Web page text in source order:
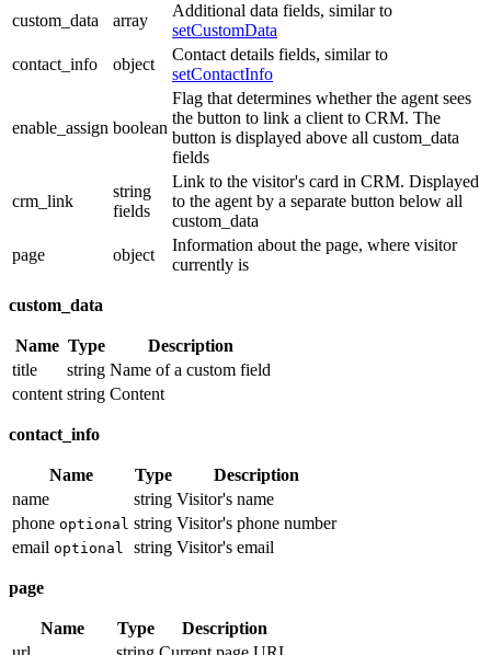
custom_data
array
Additional data fields, similar to
setCustomData
contact_info
object
Contact details fields, similar to
setContactInfo
enable_assign boolean
Flag that determines whether the agent sees
the button to link a client to CRM. The
button is displayed above all custom_data
fields
crm_link
string
fields
Link to the visitor's card in CRM. Displayed
to the agent by a separate button below all
custom_data
page
object
Information about the page, where visitor
currently is
custom_data
Name Type
Description
title
string Name of a custom field
content string Content
contact_info
Name Type
Description
name
string Visitor's name
phone optional string Visitor's phone number
email optional string Visitor's email
page
Name Type
Description